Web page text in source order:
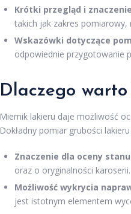
Krótki przegląd i
takich jak zakres
Wskazówki dotyczące
odpowiednie przygotowanie
Dlaczego
Miernik lakieru daje możliwość
Dokładny pomiar grubości
Znaczenie dla oceny
oraz o oryginalności karoserii.
Możliwość wykrycia
jest istotnym elementem